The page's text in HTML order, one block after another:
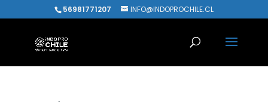
56981771207 INFO@INDOPROCHILE.CL